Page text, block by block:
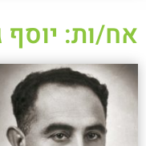
אח/ות: יוסף